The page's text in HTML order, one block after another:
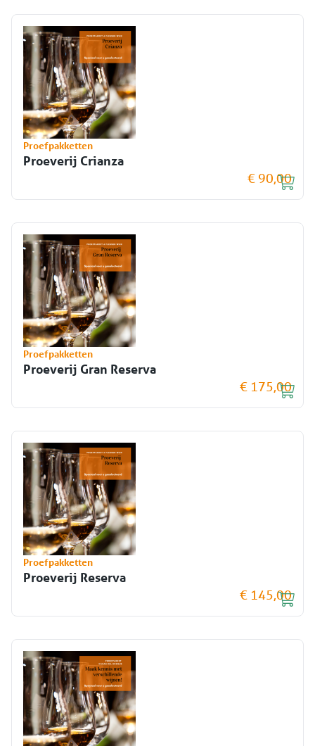
Proefpakketten
Proeverij Crianza
€ 90,00
Proefpakketten
Proeverij Gran Reserva
€ 175,00
Proefpakketten
Proeverij Reserva
€ 145,00